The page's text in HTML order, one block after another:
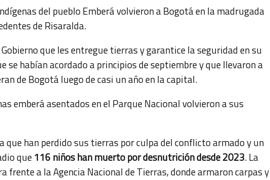
del pueblo Emberá volvieron a Bogotá en la madrugada
de Risaralda.
que les entregue tierras y garantice la seguridad en su
se habían acordado a principios de septiembre y que llevaron a
de Bogotá luego de casi un año en la capital.
emberá asentados en el Parque Nacional volvieron a sus
que han perdido sus tierras por culpa del conflicto armado y un
que116 niños han muerto por desnutrición desde 2023. La
frente a la Agencia Nacional de Tierras, donde armaron carpas y